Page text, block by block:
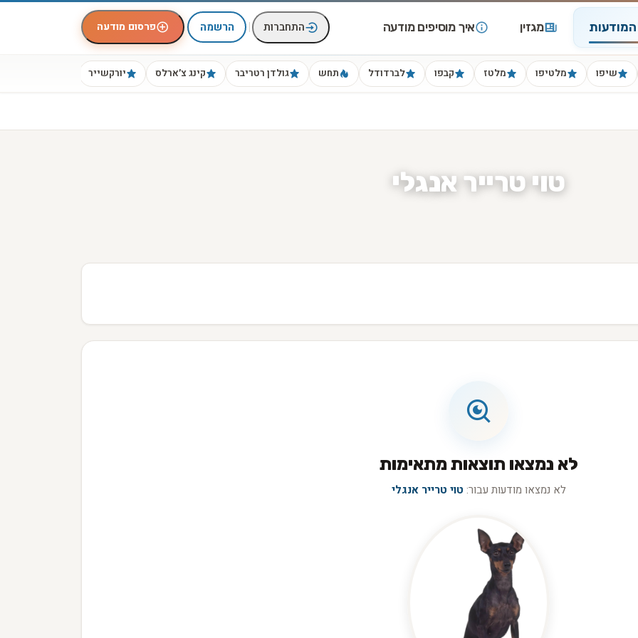
המודעות מגזין איך מוסיפים מודעה התחברות | הרשמה פרסום מודעה
שיפו מלטיפו מלטז קבפו לברדודל תחש גולדן רטריבר קינג צ׳ארלס יורקשייר
טוי טרייר אנגלי
לא נמצאו תוצאות מתאימות
לא נמצאו מודעות עבור: טוי טרייר אנגלי